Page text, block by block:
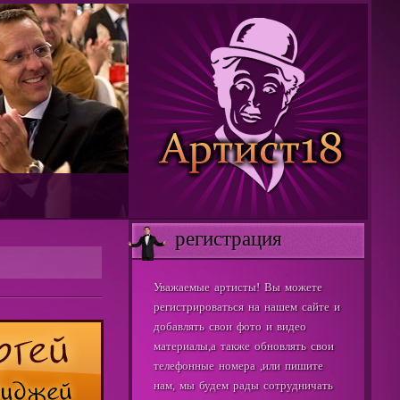
регистрация
Уважаемые артисты! Вы можете
регистрироваться на нашем сайте и
добавлять свои фото и видео
материалы,а также обновлять свои
телефонные номера ,или пишите
нам, мы будем рады сотрудничать